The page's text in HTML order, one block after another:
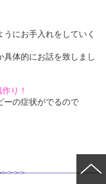
にお手入れをしていく
体的にお話を致しまし
り！
ーの症状がでるので